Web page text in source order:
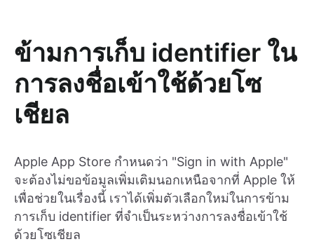
ข้ามการเก็บ identifier ใน
การลงชื่อเข้าใช้ด้วยโซ
เชียล
Apple App Store กำหนดว่า "Sign in with Apple"
จะต้องไม่ขอข้อมูลเพิ่มเติมนอกเหนือจากที่ Apple ให้
เพื่อช่วยในเรื่องนี้ เราได้เพิ่มตัวเลือกใหม่ในการข้าม
การเก็บ identifier ที่จำเป็นระหว่างการลงชื่อเข้าใช้
ด้วยโซเชียล